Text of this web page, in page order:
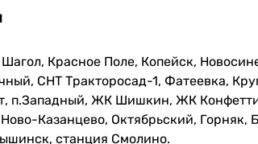
Красное Поле, Копейск,
СНТ Тракторосад-1, Фатеевка,
п.Западный, ЖК Шишкин, ЖК
Казанцево, Октябрьский, Горняк,
станция Смолино.